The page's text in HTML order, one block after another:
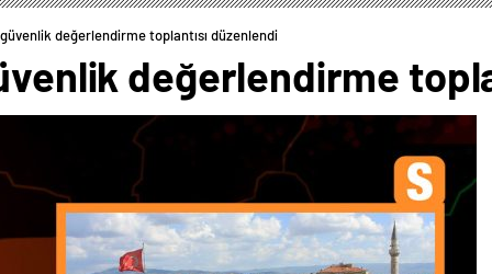
güvenlik değerlendirme toplantısı düzenlendi
değerlendirme